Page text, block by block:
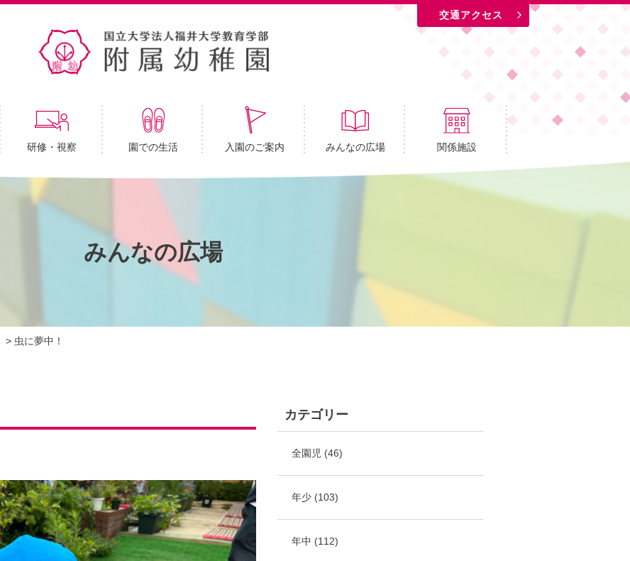
交通アクセス
研修・視察 園での生活 入園のご案内 みんなの広場 関係施設
みんなの広場
> 虫に夢中！
カテゴリー
全園児 (46)
年少(103)
年中 (112)